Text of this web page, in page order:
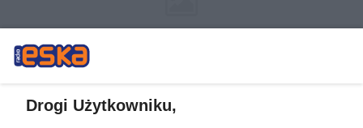
Drogi Użytkowniku,